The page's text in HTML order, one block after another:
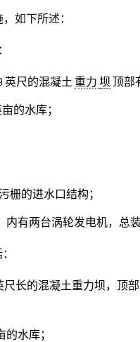
如下所述：
英尺的混凝土 重力 坝 顶部
的水库；
栅的进水口结构；
有两台涡轮发电机，总装
尺长的混凝土重力坝，顶
水库；